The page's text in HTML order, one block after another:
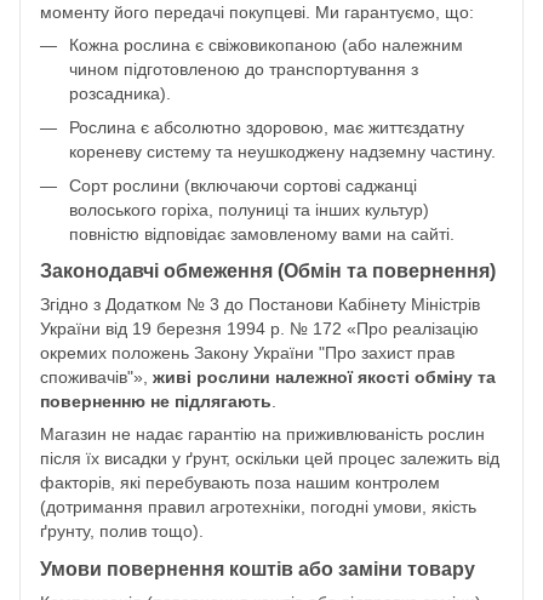
моменту його передачі покупцеві. Ми гарантуємо, що:
Кожна рослина є свіжовикопаною (або належним
чином підготовленою до транспортування з
розсадника).
Рослина є абсолютно здоровою, має життєздатну
кореневу систему та неушкоджену надземну частину.
Сорт рослини (включаючи сортові саджанці
волоського горіха, полуниці та інших культур)
повністю відповідає замовленому вами на сайті.
Законодавчі обмеження (Обмін та повернення)
Згідно з Додатком № 3 до Постанови Кабінету Міністрів
України від 19 березня 1994 р. № 172 «Про реалізацію
окремих положень Закону України "Про захист прав
споживачів"», живі рослини належної якості обміну та
поверненню не підлягають
Магазин не надає гарантію на приживлюваність рослин
після їх висадки у ґрунт, оскільки цей процес залежить від
факторів, які перебувають поза нашим контролем
(дотримання правил агротехніки, погодні умови, якість
ґрунту, полив тощо).
Умови повернення коштів або заміни товару